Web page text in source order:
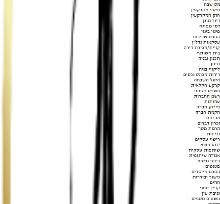
מס שבח
מיסוי מקרקעין
חוק המקרקעין
דיור מוגן
דמי מפתח
פינוי בינוי
הסכם שכירות
עסקאות נדל"ן
קניית/מכירת דירה
בית משותף
תכנון ובניה
תיווך
ליקויי בניה
דירות מכונס נכסים
היטל השבחה
קרקע חקלאית
משפט מסחרי
רשם החברות
עמותות
פירוק חברה
הקמת חברה
מכרזים
זכרון דברים
הרמת מסך
זכיינות
רישוי עסקים
יבוא ויצוא
שותפות עסקית
אגודה שיתופית
כינוס נכסים
פטנטים
הסכם מייסדים
גישור ובוררות
חוזים
קניין רוחני
גניבת עין
נושאים נוספים